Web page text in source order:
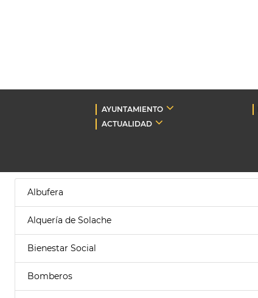
AYUNTAMIENTO
ACTUALIDAD
Albufera
Alquería de Solache
Bienestar Social
Bomberos